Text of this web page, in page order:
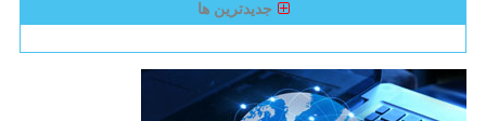
جدیدترین ها